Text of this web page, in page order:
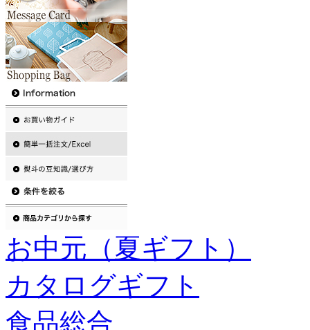
お中元（夏ギフト）
カタログギフト
食品総合